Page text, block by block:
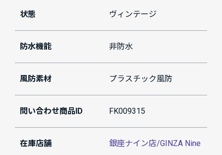
状態 ヴィンテージ
防水機能 非防水
風防素材 プラスチック風防
問い合わせ商品ID FK009315
在庫店舗 銀座ナイン店/GINZA Nine